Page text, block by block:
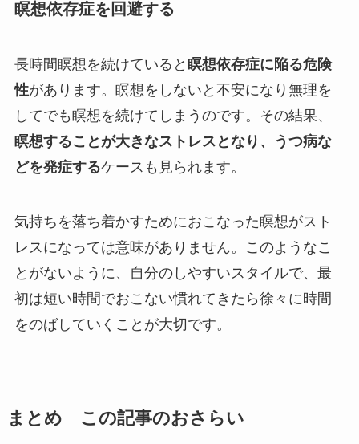
瞑想依存症を回避する
長時間瞑想を続けていると 瞑想依存症に陥る危険
性があります。瞑想をしないと不安になり無理を
してでも瞑想を続けてしまうのです。その結果、
瞑想することが大きなストレスとなり、うつ病な
どを発症するケースも見られます。
気持ちを落ち着かすためにおこなった瞑想がスト
レスになっては意味がありません。このようなこ
とがないように、自分のしやすいスタイルで、最
初は短い時間でおこない慣れてきたら徐々に時間
をのばしていくことが大切です。
まとめ この記事のおさらい